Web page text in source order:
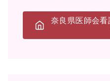
奈良県医師会